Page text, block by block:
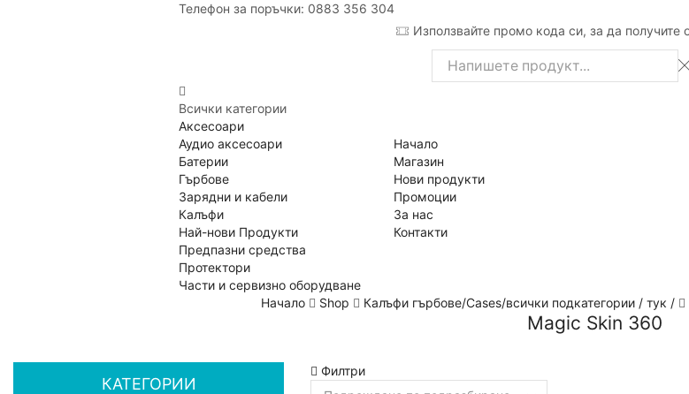
Телефон за поръчки: 0883 356 304
Search
Всички категории
Аксесоари
Аудио аксесоари
Батерии
Гърбове
Зарядни и кабели
Калъфи
Най-нови Продукти
Предпазни средства
Протектори
Части и сервизно оборудване
Начало
Магазин
Нови продукти
Промоции
За нас
Контакти
Начало Shop Калъфи гърбове/Cases/всички подкатегории / тук /
Magic Skin 360
Филтри
КАТЕГОРИИ